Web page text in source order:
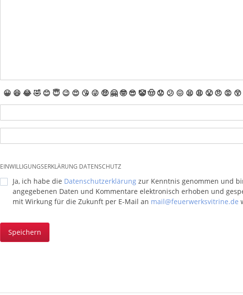
😀 😆 😂🤣 😊 😇 😉 😍 😘 😜 🤑 🤗 🤓 😎 🤡🤠 😟 😕 😖 😫 😩 😤 😠 😡 😲
EINWILLIGUNGSERKLÄRUNG DATENSCHUTZ
Ja, ich habe die Datenschutzerklärungzur Kenntnis genommen und
angegebenen Daten und Kommentare elektronisch erhoben und
mit Wirkung für die Zukunft per E-Mail an mail@feuerwerksvitrine.de
Speichern